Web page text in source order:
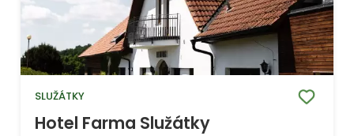
SLUŽÁTKY
Hotel Farma Služátky